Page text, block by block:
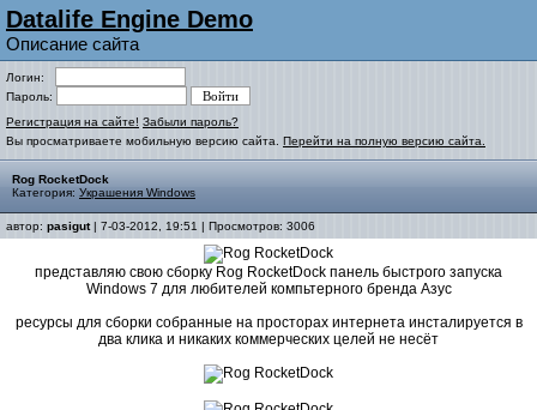
Datalife Engine Demo
Описание сайта
Логин:
Пароль:
Регистрация на сайте! Забыли пароль?
Вы просматриваете мобильную версию сайта. Перейти на полную версию сайта.
Rog RocketDock
Категория: Украшения Windows
автор: pasigut| 7-03-2012, 19:51 | Просмотров: 3006
представляю свою сборку Rog RocketDock панель быстрого запуска
Windows 7 для любителей компьтерного бренда Азус
ресурсы для сборки собранные на просторах интернета инсталируется в
два клика и никаких коммерческих целей не несёт